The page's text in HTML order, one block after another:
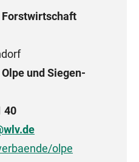
Forstwirtschaft
und Siegen-
40
olpe